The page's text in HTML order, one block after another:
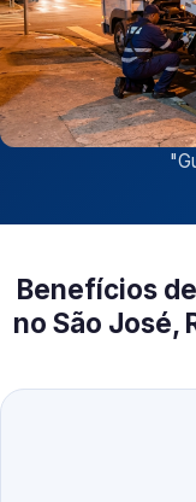
"
Benefícios
no São José,